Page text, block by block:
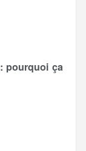
pourquoi ça